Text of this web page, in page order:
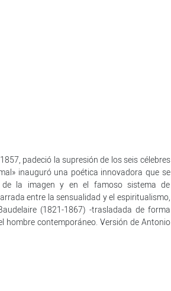
padeció la supresión de los seis célebres
inauguró una poética innovadora que se
la imagen y en el famoso sistema de
entre la sensualidad y el espiritualismo,
(1821-1867) -trasladada de forma
hombre contemporáneo. Versión de Antonio